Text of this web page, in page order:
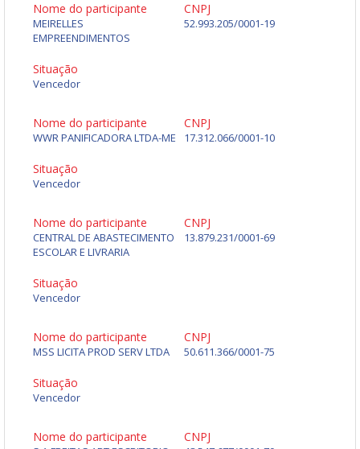
Nome do participante
MEIRELLES
EMPREENDIMENTOS
CNPJ
52.993.205/0001-19
Situação
Vencedor
Nome do participante
WWR PANIFICADORA LTDA-ME
CNPJ
17.312.066/0001-10
Situação
Vencedor
Nome do participante
CENTRAL DE ABASTECIMENTO
ESCOLAR E LIVRARIA
CNPJ
13.879.231/0001-69
Situação
Vencedor
Nome do participante
MSS LICITA PROD SERV LTDA
CNPJ
50.611.366/0001-75
Situação
Vencedor
Nome do participante CNPJ